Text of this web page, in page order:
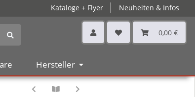
Kataloge + Flyer Neuheiten & Infos
0,00 €
Hersteller